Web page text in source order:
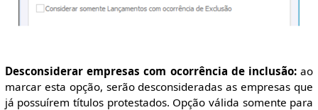
Desconsiderar empresas com ocorrência de inclusão:ao
marcar esta opção, serão desconsideradas as empresas que
já possuírem títulos protestados. Opção válida somente para